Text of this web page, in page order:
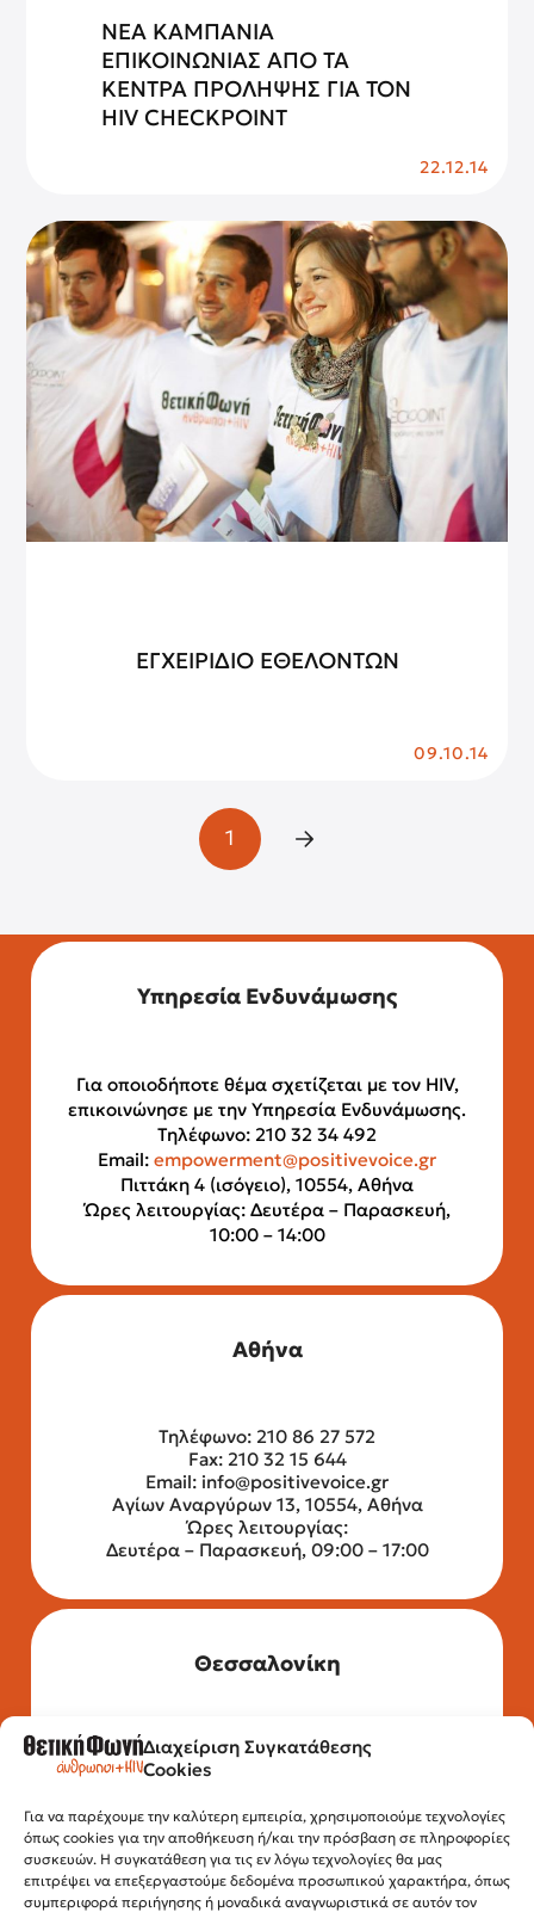
Διαχείριση Συγκατάθεσης
Cookies
Για να παρέχουμε την καλύτερη εμπειρία, χρησιμοποιούμε τεχνολογίες
όπως cookies για την αποθήκευση ή/και την πρόσβαση σε πληροφορίες
συσκευών. Η συγκατάθεση για τις εν λόγω τεχνολογίες θα μας
επιτρέψει να επεξεργαστούμε δεδομένα προσωπικού χαρακτήρα, όπως
συμπεριφορά περιήγησης ή μοναδικά αναγνωριστικά σε αυτόν τον
ΝΕΑ ΚΑΜΠΑΝΙΑ
ΕΠΙΚΟΙΝΩΝΙΑΣ ΑΠΟ ΤΑ
ΚΕΝΤΡΑ ΠΡΟΛΗΨΗΣ ΓΙΑ ΤΟΝ
HIV CHECKPOINT
22.12.14
ΕΓΧΕΙΡΙΔΙΟ ΕΘΕΛΟΝΤΩΝ
09.10.14
1 Next
Υπηρεσία Ενδυνάμωσης
Για οποιοδήποτε θέμα σχετίζεται με τον HIV,
επικοινώνησε με την Υπηρεσία Ενδυνάμωσης.
Τηλέφωνο: 210 32 34 492
Email: empowerment@positivevoice.gr
Πιττάκη 4 (ισόγειο), 10554, Αθήνα
Ώρες λειτουργίας: Δευτέρα – Παρασκευή,
10:00 – 14:00
Αθήνα
Τηλέφωνο: 210 86 27 572
Fax: 210 32 15 644
Email: info@positivevoice.gr
Αγίων Αναργύρων 13, 10554, Αθήνα
Ώρες λειτουργίας:
Δευτέρα – Παρασκευή, 09:00 – 17:00
Θεσσαλονίκη
Τηλέφωνο: 2315 525 020
Fax: 210 32 15 644
Εγνατίας 112, 3ος όροφος, 54622,
Θεσσαλονίκη
Ώρες λειτουργίας:
Δευτέρα – Παρασκευή, 10:00 –14:00